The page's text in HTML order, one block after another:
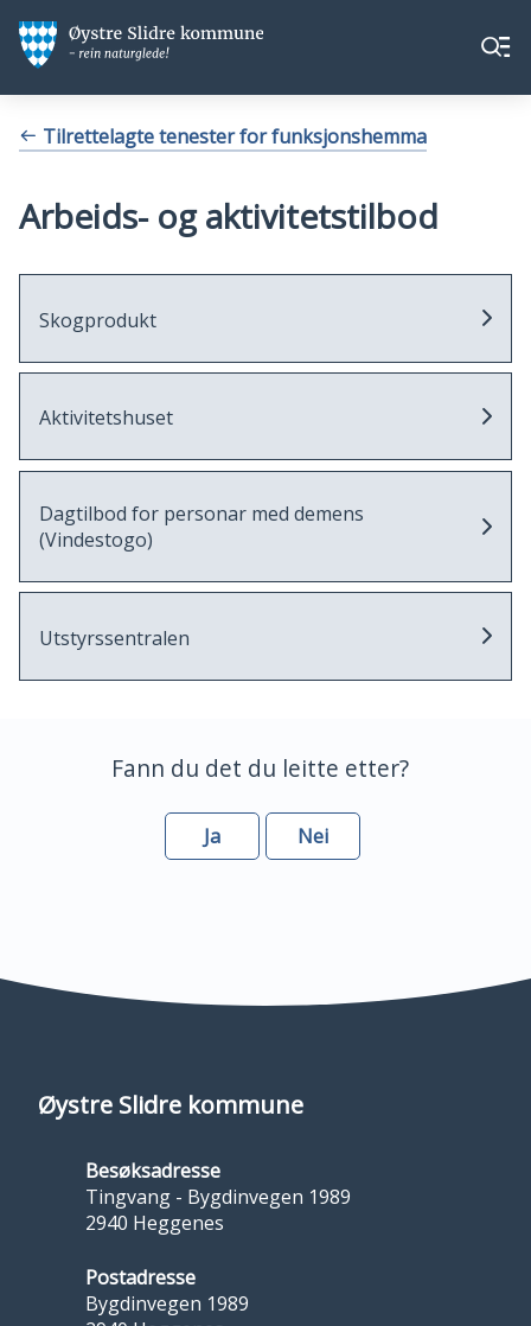
Øystre
Slidre
kommune
Øystre
Slidre
kommune
Meny
Du Tilrettelagte tenester for funksjonshemma
Arbeids- og aktivitetstilbod
Skogprodukt
Aktivitetshuset
Dagtilbod for personar med demens
(Vindestogo)
Utstyrssentralen
Fann du det du leitte etter?
Ja Nei
Øystre Slidre kommune
Besøksadresse
Tingvang - Bygdinvegen 1989
2940 Heggenes
Postadresse
Bygdinvegen 1989